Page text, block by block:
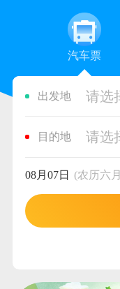
汽车票
出发地 请选
目的地 请选
08月07日 (农历六